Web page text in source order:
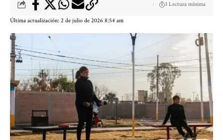
Última actualización: 2 de julio de 2026 8:54 am
3 Lectura mínima